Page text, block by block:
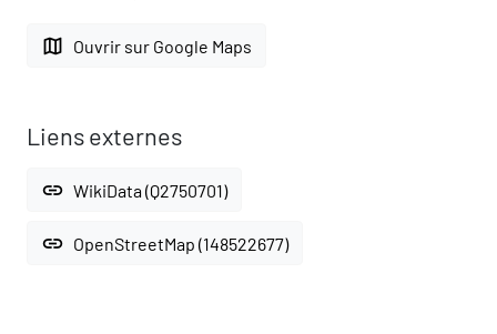
map Ouvrir sur Google Maps
Liens externes
link WikiData (Q2750701)
link OpenStreetMap (148522677)